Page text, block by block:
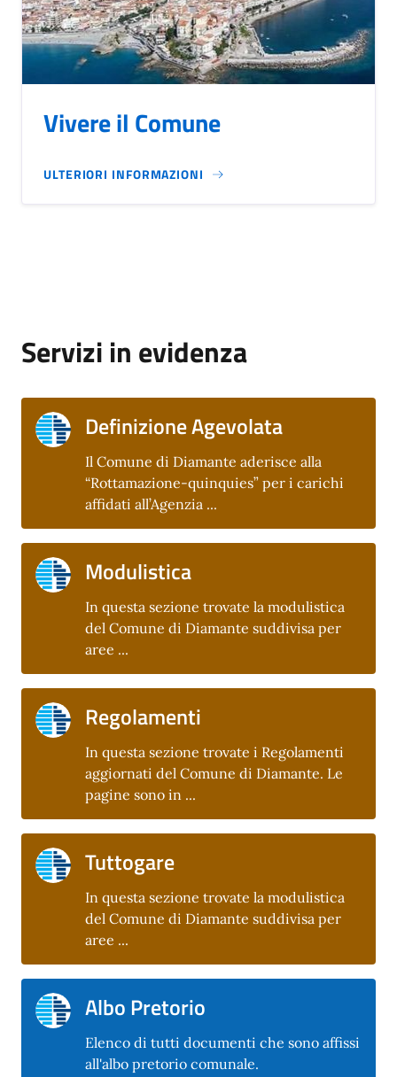
Vivere il Comune
ULTERIORI INFORMAZIONI
Servizi in evidenza
Definizione Agevolata
Il Comune di Diamante aderisce alla
“Rottamazione-quinquies” per i carichi
affidati all’Agenzia ...
Modulistica
In questa sezione trovate la modulistica
del Comune di Diamante suddivisa per
aree ...
Regolamenti
In questa sezione trovate i Regolamenti
aggiornati del Comune di Diamante. Le
pagine sono in ...
Tuttogare
In questa sezione trovate la modulistica
del Comune di Diamante suddivisa per
aree ...
Albo Pretorio
Elenco di tutti documenti che sono affissi
all'albo pretorio comunale.